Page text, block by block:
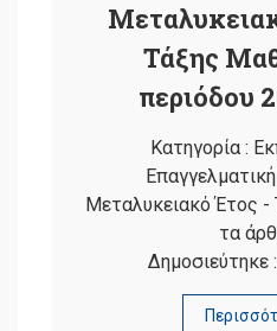
Τάξης
περιόδου
Κατηγορία :
Μεταλυκειακό Έτος -
τα
Δημοσιεύτηκε :